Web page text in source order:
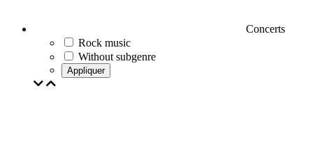
Concerts
Rock music
Without subgenre
Appliquer